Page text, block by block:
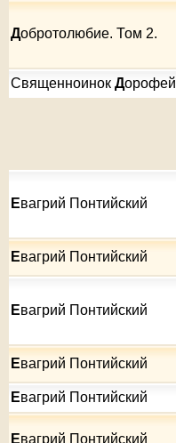
Добротолюбие. Том 2.
Священноинок Дорофей
Евагрий Понтийский
Евагрий Понтийский
Евагрий Понтийский
Евагрий Понтийский
Евагрий Понтийский
Евагрий Понтийский